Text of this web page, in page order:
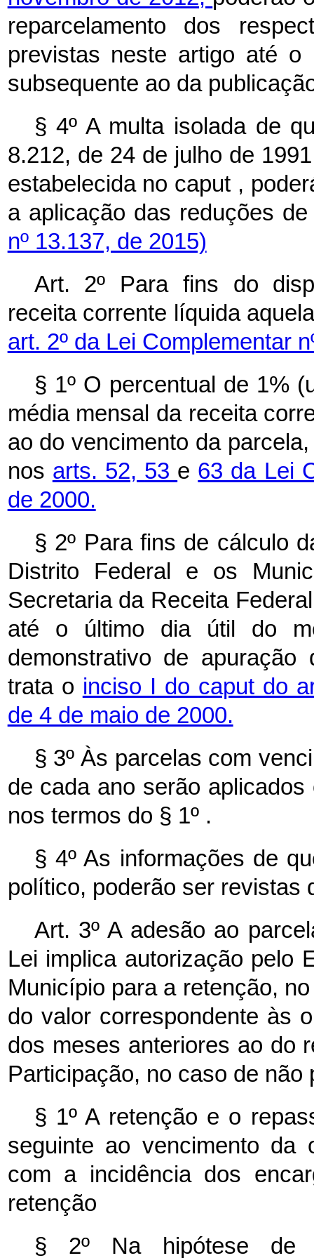
reparcelamento dos
previstas neste artigo até
subsequente ao da
§ 4º A multa isolada de
8.212, de 24 de julho de
estabelecida no caput ,
a aplicação das reduções
nº 13.137, de 2015)
Art. 2º Para fins do
receita corrente líquida
art. 2º da Lei Complementar
§ 1º O percentual de 1%
média mensal da receita
ao do vencimento da
nos arts. 52, 53 e 63 da Lei
de 2000.
§ 2º Para fins de cálculo
Distrito Federal e os
Secretaria da Receita
até o último dia útil do
demonstrativo de
trata o inciso I do caput do
de 4 de maio de 2000.
§ 3º Às parcelas com
de cada ano serão
nos termos do § 1º .
§ 4º As informações de
político, poderão ser revistas
Art. 3º A adesão ao
Lei implica autorização pelo
Município para a retenção,
do valor correspondente às
dos meses anteriores ao do
Participação, no caso de
§ 1º A retenção e o
seguinte ao vencimento da
com a incidência dos
retenção
§ 2º Na hipótese de